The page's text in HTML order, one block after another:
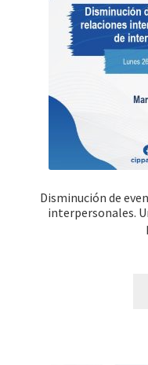
Disminución de
interpersonales.